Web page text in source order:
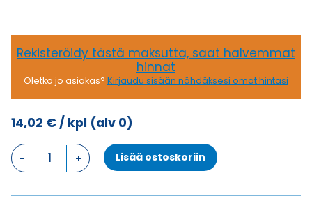
Rekisteröidy tästä maksutta, saat halvemmat
hinnat
Oletko jo asiakas? Kirjaudu sisään nähdäksesi omat hintasi
14,02 €/ kpl (alv 0)
FS/PA
SUPISTUS
Lisää ostoskoriin